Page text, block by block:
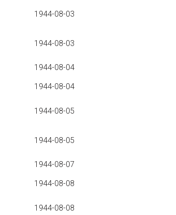
1944-08-03
1944-08-03
1944-08-04
1944-08-04
1944-08-05
1944-08-05
1944-08-07
1944-08-08
1944-08-08